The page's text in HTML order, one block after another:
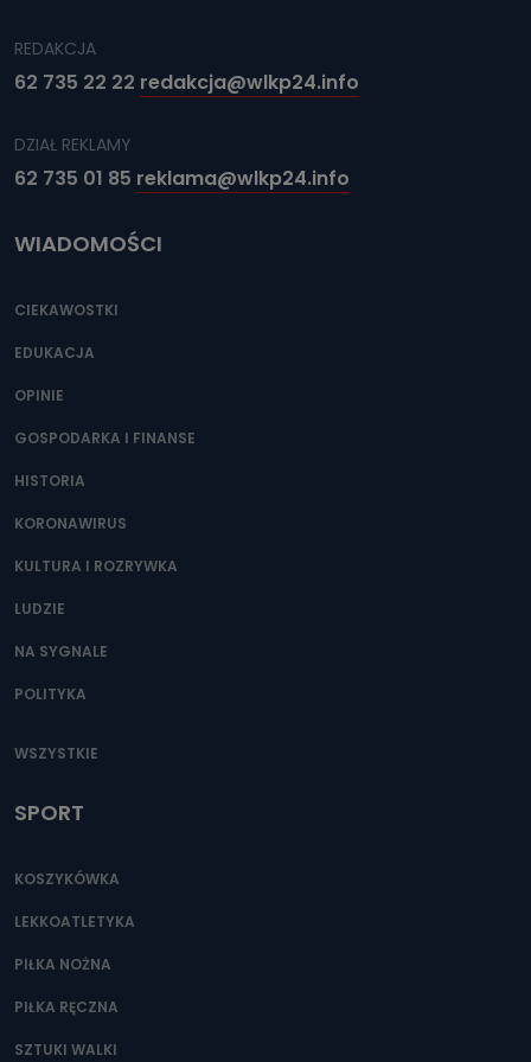
REDAKCJA
62 735 22 22 redakcja@wlkp24.info
DZIAŁ REKLAMY
62 735 01 85 reklama@wlkp24.info
WIADOMOŚCI
CIEKAWOSTKI
EDUKACJA
OPINIE
GOSPODARKA I FINANSE
HISTORIA
KORONAWIRUS
KULTURA I ROZRYWKA
LUDZIE
NA SYGNALE
POLITYKA
WSZYSTKIE
SPORT
KOSZYKÓWKA
LEKKOATLETYKA
PIŁKA NOŻNA
PIŁKA RĘCZNA
SZTUKI WALKI